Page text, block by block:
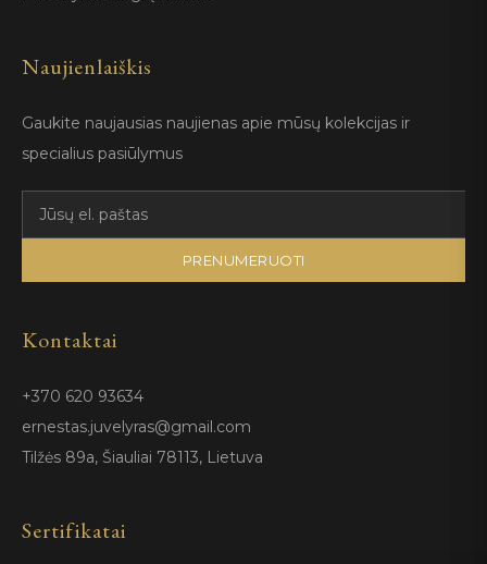
Naujienlaiškis
Gaukite naujausias naujienas apie mūsų kolekcijas ir
specialius pasiūlymus
PRENUMERUOTI
Kontaktai
+370 620 93634
ernestas.juvelyras@gmail.com
Tilžės 89a, Šiauliai 78113, Lietuva
Sertifikatai